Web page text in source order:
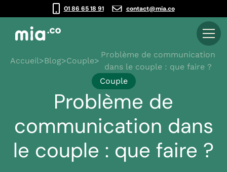
01 86 65 18 91 contact@mia.co
Accueil>Blog>Couple>
Problème de communication
dans le couple : que faire ?
Couple
Problème de
communication dans
le couple : que faire ?